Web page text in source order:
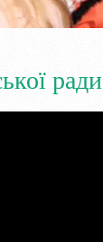
ради